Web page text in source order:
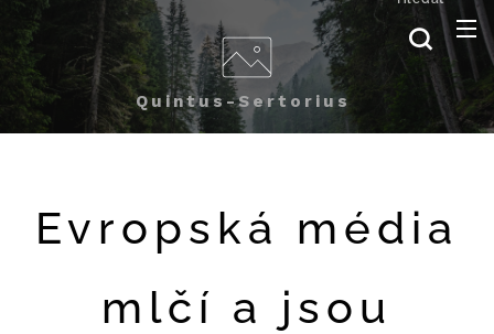
Quintus-Sertorius
Evropská média
mlčí a jsou